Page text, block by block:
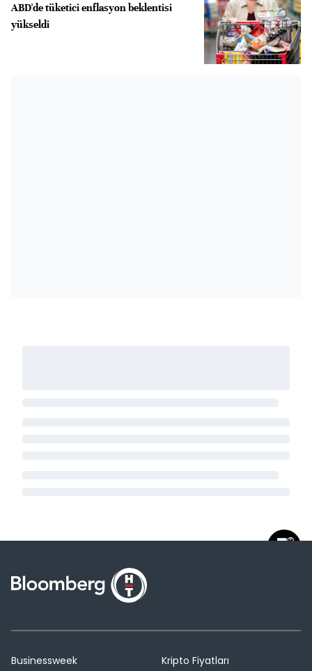
ABD'de tüketici enflasyon beklentisi
yükseldi
Businessweek
Kripto Fiyatları